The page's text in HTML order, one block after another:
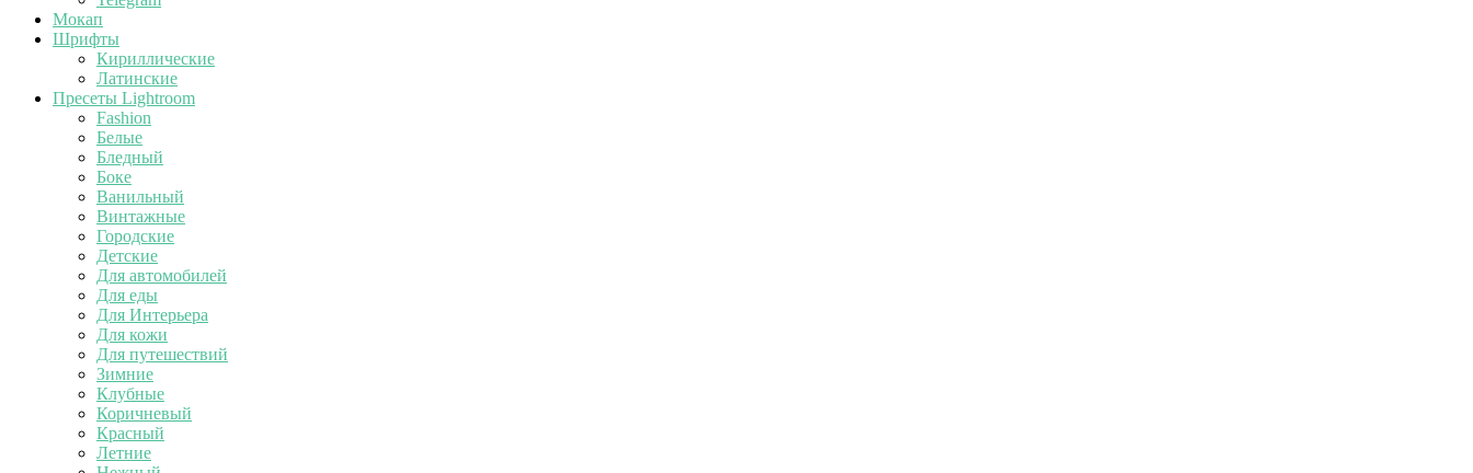
Мокап
Шрифты
Кириллические
Латинские
Пресеты Lightroom
Fashion
Белые
Бледный
Боке
Ванильный
Винтажные
Городские
Детские
Для автомобилей
Для еды
Для Интерьера
Для кожи
Для путешествий
Зимние
Клубные
Коричневый
Красный
Летние